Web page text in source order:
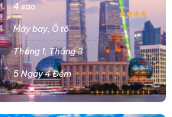
4 sao
Máy bay, Ô tô
Tháng 1, Tháng 3
5 Ngày 4 Đêm